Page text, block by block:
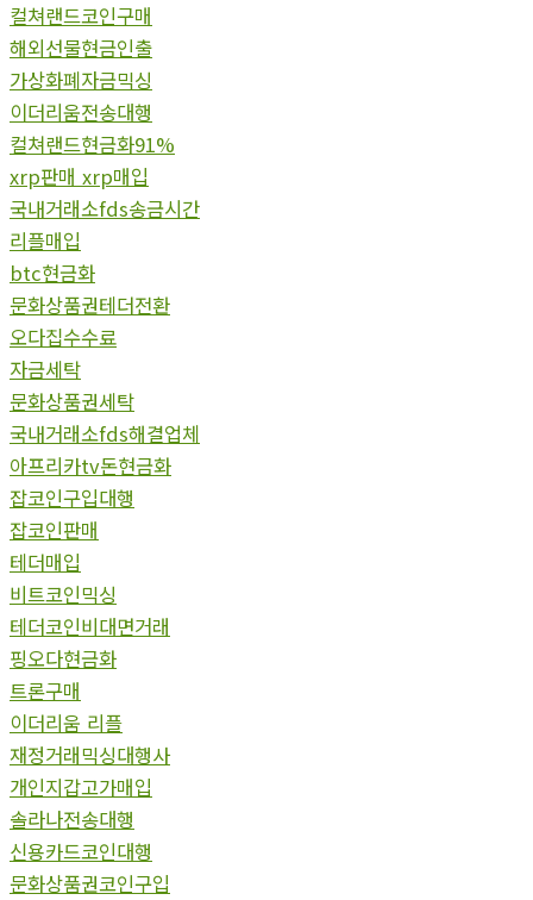
컬쳐랜드코인구매
해외선물현금인출
가상화폐자금믹싱
이더리움전송대행
컬쳐랜드현금화91%
xrp판매 xrp매입
국내거래소fds송금시간
리플매입
btc현금화
문화상품권테더전환
오다집수수료
자금세탁
문화상품권세탁
국내거래소fds해결업체
아프리카tv돈현금화
잡코인구입대행
잡코인판매
테더매입
비트코인믹싱
테더코인비대면거래
핑오다현금화
트론구매
이더리움 리플
재정거래믹싱대행사
개인지갑고가매입
솔라나전송대행
신용카드코인대행
문화상품권코인구입